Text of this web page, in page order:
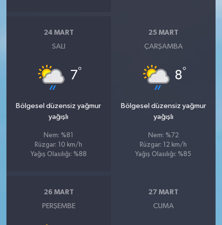
24 MART
SALI
7°
Bölgesel düzensiz yağmur
yağışlı
Nem: %81
Rüzgar: 10 km/h
Yağış Olasılığı: %88
25 MART
ÇARŞAMBA
8°
Bölgesel düzensiz yağmur
yağışlı
Nem: %72
Rüzgar: 12 km/h
Yağış Olasılığı: %85
26 MART
PERŞEMBE
27 MART
CUMA